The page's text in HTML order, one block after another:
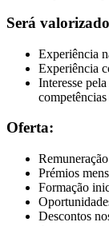
Será
Experiência
Experiência
Interesse
Oferta:
Prémios
Formação
Descontos